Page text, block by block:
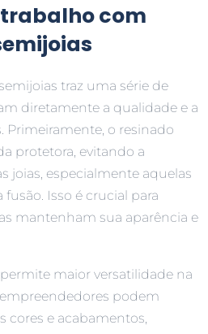
com
traz uma série de
diretamente a qualidade e a
Primeiramente, o resinado
protetora, evitando a
joias, especialmente aquelas
Isso é crucial para
mantenham sua aparência e
maior versatilidade na
podem
cores e acabamentos,